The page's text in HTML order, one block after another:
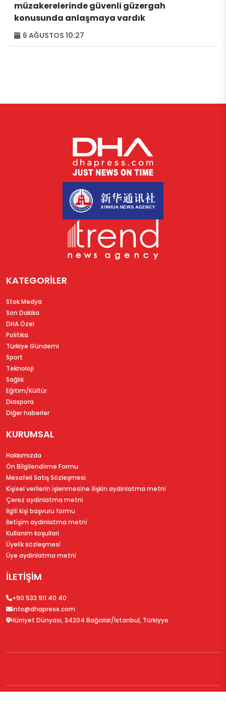
müzakerelerinde güvenli güzergah
konusunda anlaşmaya vardık
6 AĞUSTOS 10:27
KATEGORİLER
Stok Medya
Son Dakika
DHA Özel
Politika
Türkiye Gündemi
Sport
Teknoloji
Sağlık
Eğitim/Kültür
Diaspora
Diğer haberler
KURUMSAL
Hakkımızda
Ön Bi̇lgi̇lendi̇rme Formu
Mesafeli Satış Sözleşmesi
Ki̇şi̇sel veri̇leri̇n i̇şlenmesi̇ne i̇li̇şki̇n aydinlatma metni̇
Çerez aydinlatma metni̇
İlgi̇li̇ ki̇şi̇ başvuru formu
İleti̇şi̇m aydinlatma metni̇
Kullanim koşullari
Üyeli̇k sözleşmesi̇
Üye aydinlatma metni̇
İLETİŞİM
+90 533 911 40 40
info@dhapress.com
Hürriyet Dünyası, 34204 Bağcılar/İstanbul, Türkiyye